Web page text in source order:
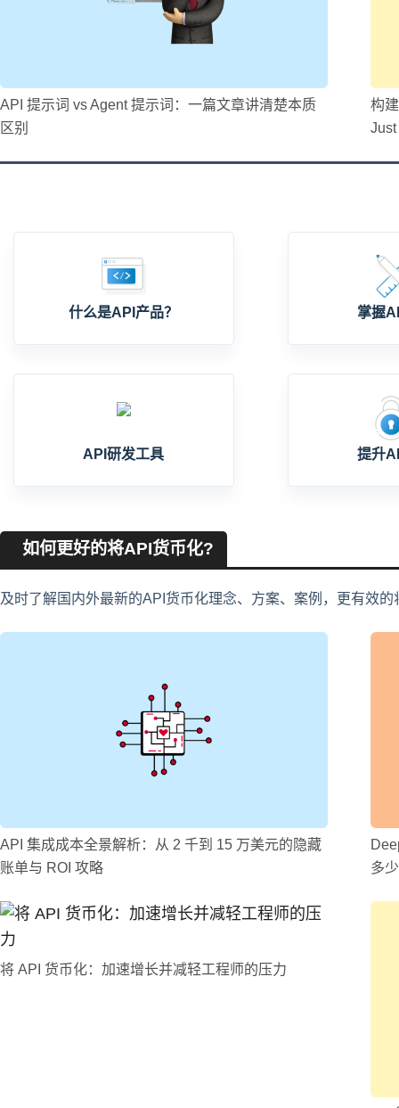
API 提示词 vs Agent 提示词：一篇文章讲清楚本质
区别
构
Just
什么是API产品？ 掌握
API研发工具 提升
如何更好的将API货币化?
及时了解国内外最新的API货币化理念、方案、案例，更有效
API 集成成本全景解析：从 2 千到 15 万美元的隐藏
账单与 ROI 攻略
多
将 API 货币化：加速增长并减轻工程师的压力